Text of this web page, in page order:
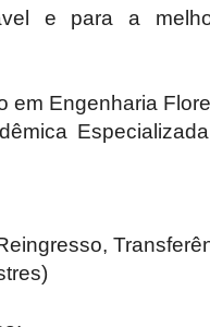
e para a
em Engenharia